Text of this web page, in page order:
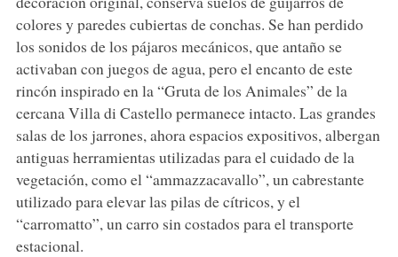
colores y paredes cubiertas de conchas. Se han perdido
los sonidos de los pájaros mecánicos, que antaño se
activaban con juegos de agua, pero el encanto de este
rincón inspirado en la “Gruta de los Animales” de la
cercana Villa di Castello permanece intacto. Las grandes
salas de los jarrones, ahora espacios expositivos, albergan
antiguas herramientas utilizadas para el cuidado de la
vegetación, como el “ammazzacavallo”, un cabrestante
utilizado para elevar las pilas de cítricos, y el
“carromatto”, un carro sin costados para el transporte
estacional.